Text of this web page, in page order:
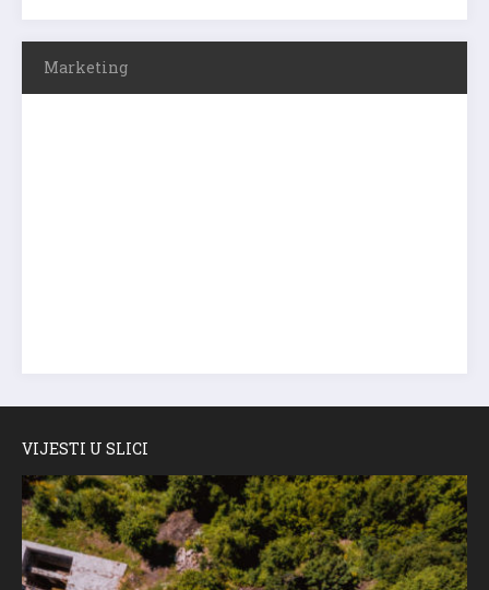
Marketing
VIJESTI U SLICI